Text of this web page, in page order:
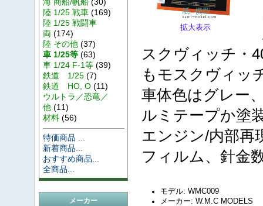
陸 1/25 戦車(169)
陸 1/25 戦闘車
両 (174)
陸 その他(37)
車 1/25等(63)
車 1/24 F-1等(39)
鉄道 1/25(7)
鉄道 HO, O(11)
ウルトラ／恐竜／
他(11)
材料(56)
特価商品 ...
新着商品...
おすすめ商品...
全商品...
メーカー
拡大表示
スクヴィッチ・
もモスクヴィッ
車体色はグレー
ルミテープか塗
エンジン/内部再
フィルム、針金
モデル: WMC009
メーカー: W.M.C MODELS